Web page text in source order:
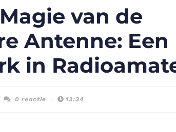
van de
Antenne: Een
in
0 reactie 13:34